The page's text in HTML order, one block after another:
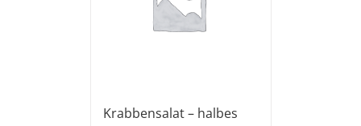
Krabbensalat – halbes